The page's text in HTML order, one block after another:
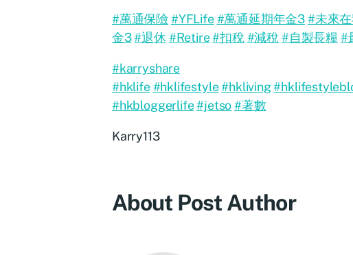
#萬通保險 #YFLife #萬通延期年金3#未來
金3#退休#Retire#扣稅 #減稅 #自製長糧#
#karryshare
#hklife #hklifestyle#hkliving
#hkbloggerlife#jetso#著數
Karry113
About Post Author